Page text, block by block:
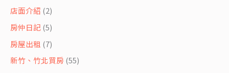
店面介紹 (2)
房仲日記(5)
房屋出租 (7)
新竹、竹北買房(55)